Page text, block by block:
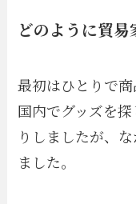
どのように貿
最初はひとりで商
国内でグッズを
りしましたが、
ました。